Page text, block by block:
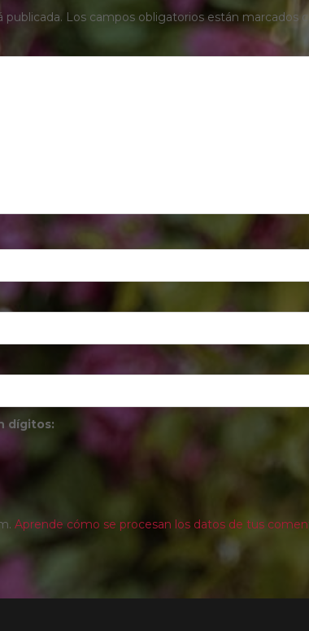
publicada. Los campos obligatorios están marcados
dígitos:
Aprende cómo se procesan los datos de tus